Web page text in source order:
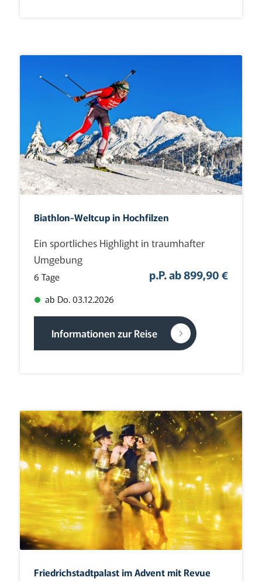
Biathlon-Weltcup in Hochfilzen
Ein sportliches Highlight in traumhafter
Umgebung
6 Tage
ab Do. 03.12.2026
p.P. ab 899,90 €
Informationen zur Reise
Friedrichstadtpalast im Advent mit Revue